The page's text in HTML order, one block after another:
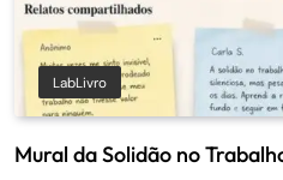
LabLivro
Mural da Solidão no